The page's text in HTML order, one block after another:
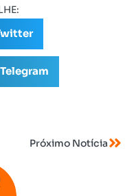
Telegram
Próximo Notícia